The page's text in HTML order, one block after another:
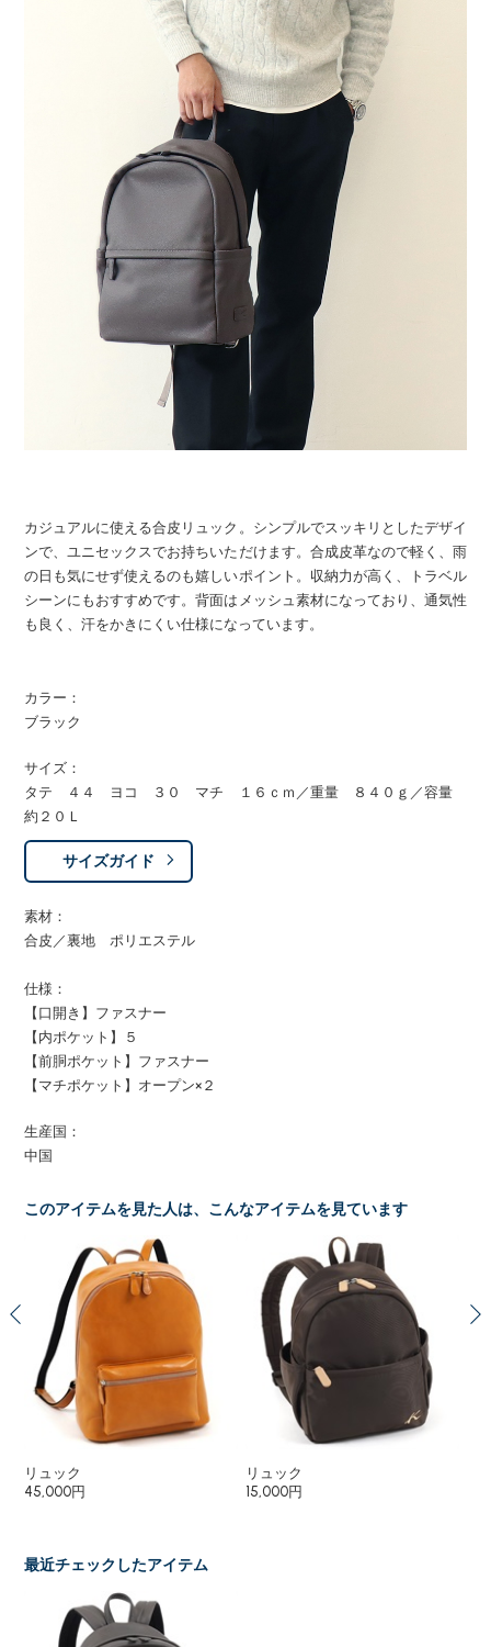
カジュアルに使える合皮リュック。シンプルでスッキリとしたデザイ
ンで、ユニセックスでお持ちいただけます。合成皮革なので軽く、雨
の日も気にせず使えるのも嬉しいポイント。収納力が高く、トラベル
シーンにもおすすめです。背面はメッシュ素材になっており、通気性
も良く、汗をかきにくい仕様になっています。
カラー：
ブラック
サイズ：
タテ ４４ ヨコ ３０ マチ １６ｃｍ／重量 ８４０ｇ／容量
約２０Ｌ
サイズガイド
素材：
合皮／裏地 ポリエステル
仕様：
【口開き】ファスナー
【内ポケット】５
【前胴ポケット】ファスナー
【マチポケット】オープン×２
生産国：
中国
このアイテムを見た人は、こんなアイテムを見ています
リュック
45,000円
リュック
15,000円
最近チェックしたアイテム